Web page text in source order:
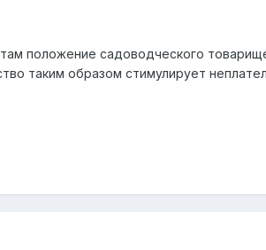
положение садоводческого
таким образом стимулирует